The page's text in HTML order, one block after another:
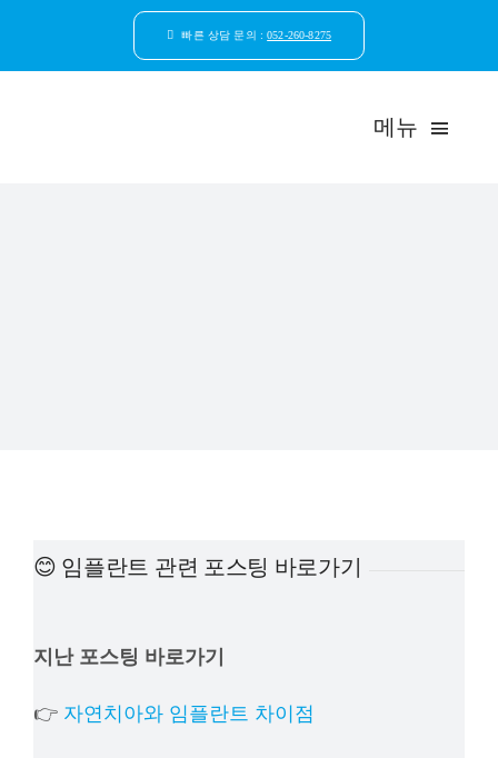
빠른 상담 문의 :052-260-8275
메뉴
😊 임플란트 관련 포스팅 바로가기
지난 포스팅 바로가기
👉 자연치아와 임플란트 차이점